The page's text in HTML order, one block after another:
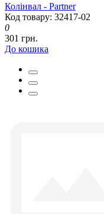
Колінвал - Partner
Код товару: 32417-02
0
301 грн.
До кошика